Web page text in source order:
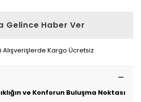
Gelince Haber Ver
Alışverişlerde Kargo Ücretsiz
ve Konforun Buluşma Noktası